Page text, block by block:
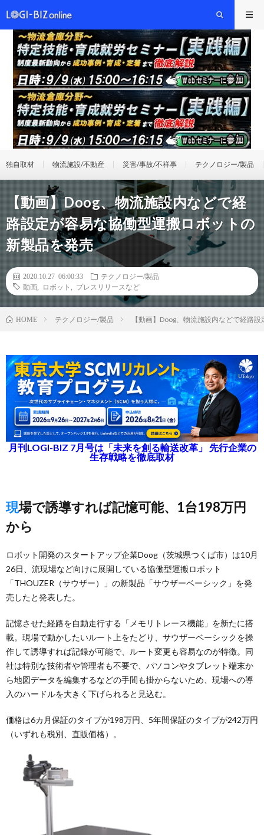
独自取材 物流施設/不動産 災害/事故/不祥事 テクノロジー/製品
【動画】Doog、物流施設内などで経
路設定が容易な協働型運搬ロボットの
新製品を発売
2020.10.27 06:00:33
テクノロジー/製品
動画
ロボット プレスリリースなど
HOME テクノロジー/製品 【動画】Doog、物流施設内などで経路
月刊LOGI-BIZ 7月号は「未来を創る輸送改革」 先行企業の
生存戦略を徹底取材
現場で誘導すれば記憶可能、1台198万円
から
ロボット開発のスタートアップ企業Doog（茨城県つくば市）は10月
26日、流現場など向けに展開している協働型運搬ロボット
「THOUZER（サウザー）」の新製品「サウザーベーシック」を発
売したと発表した。
記憶させた経路を自動走行する「メモリトレース機能」を新たに搭
載。現場で動かしたいルート上をたどり、サウザーベーシックを操
作して誘導すれば記録が可能で、ルート変更も容易なのが特徴。同
社は特別な技術者や管理者も不要で、パソコンやタブレット端末か
ら地図データを編集するなどの手間も掛からないため、現場への導
入のハードルを大きく下げられると見込む。
価格は6カ月保証のタイプが198万円、5年間保証のタイプが242万円
（いずれも税別、直販価格）。